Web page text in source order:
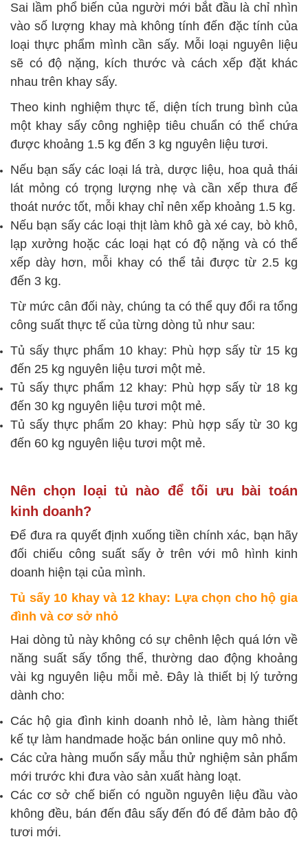
Sai lầm phổ biến của người mới bắt đầu là chỉ nhìn
vào số lượng khay mà không tính đến đặc tính của
loại thực phẩm mình cần sấy. Mỗi loại nguyên liệu
sẽ có độ nặng, kích thước và cách xếp đặt khác
nhau trên khay sấy.
Theo kinh nghiệm thực tế, diện tích trung bình của
một khay sấy công nghiệp tiêu chuẩn có thể chứa
được khoảng 1.5 kg đến 3 kg nguyên liệu tươi.
Nếu bạn sấy các loại lá trà, dược liệu, hoa quả thái
lát mỏng có trọng lượng nhẹ và cần xếp thưa để
thoát nước tốt, mỗi khay chỉ nên xếp khoảng 1.5 kg.
Nếu bạn sấy các loại thịt làm khô gà xé cay, bò khô,
lạp xưởng hoặc các loại hạt có độ nặng và có thể
xếp dày hơn, mỗi khay có thể tải được từ 2.5 kg
đến 3 kg.
Từ mức cân đối này, chúng ta có thể quy đổi ra tổng
công suất thực tế của từng dòng tủ như sau:
Tủ sấy thực phẩm 10 khay: Phù hợp sấy từ 15 kg
đến 25 kg nguyên liệu tươi một mẻ.
Tủ sấy thực phẩm 12 khay: Phù hợp sấy từ 18 kg
đến 30 kg nguyên liệu tươi một mẻ.
Tủ sấy thực phẩm 20 khay: Phù hợp sấy từ 30 kg
đến 60 kg nguyên liệu tươi một mẻ.
Nên chọn loại tủ nào để tối ưu bài toán
kinh doanh?
Để đưa ra quyết định xuống tiền chính xác, bạn hãy
đối chiếu công suất sấy ở trên với mô hình kinh
doanh hiện tại của mình.
Tủ sấy 10 khay và 12 khay: Lựa chọn cho hộ gia
đình và cơ sở nhỏ
Hai dòng tủ này không có sự chênh lệch quá lớn về
năng suất sấy tổng thể, thường dao động khoảng
vài kg nguyên liệu mỗi mẻ. Đây là thiết bị lý tưởng
dành cho:
Các hộ gia đình kinh doanh nhỏ lẻ, làm hàng thiết
kế tự làm handmade hoặc bán online quy mô nhỏ.
Các cửa hàng muốn sấy mẫu thử nghiệm sản phẩm
mới trước khi đưa vào sản xuất hàng loạt.
Các cơ sở chế biến có nguồn nguyên liệu đầu vào
không đều, bán đến đâu sấy đến đó để đảm bảo độ
tươi mới.